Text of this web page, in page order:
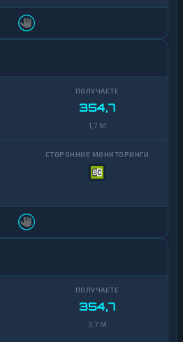
354,7
1,7 M
354,7
3,7 M